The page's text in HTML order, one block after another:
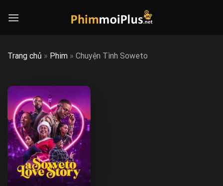
Trang chủ » Phim » Chuyện Tình Soweto